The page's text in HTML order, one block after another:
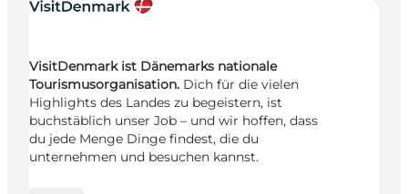
VisitDenmark ist Dänemarks nationale
Tourismusorganisation. Dich für die vielen
Highlights des Landes zu begeistern, ist
buchstäblich unser Job – und wir hoffen, dass
du jede Menge Dinge findest, die du
unternehmen und besuchen kannst.